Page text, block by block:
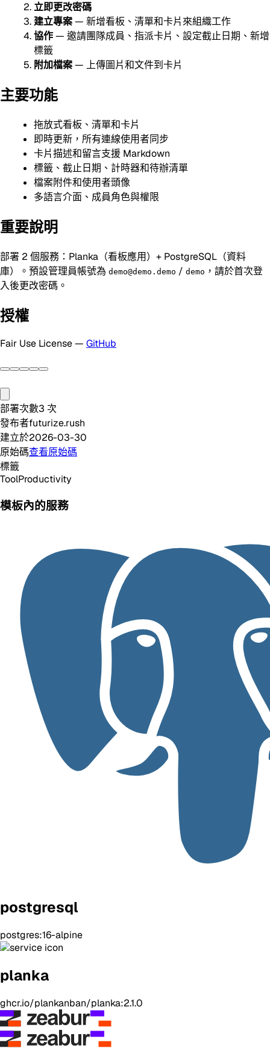
立即更改密碼
建立專案— 新增看板、清單和卡片來組織工作
協作— 邀請團隊成員、指派卡片、設定截止日期、新增
標籤
附加檔案— 上傳圖片和文件到卡片
主要功能
拖放式看板、清單和卡片
即時更新，所有連線使用者同步
卡片描述和留言支援 Markdown
標籤、截止日期、計時器和待辦清單
檔案附件和使用者頭像
多語言介面、成員角色與權限
重要說明
部署 2 個服務：Planka（看板應用）+ PostgreSQL（資料
庫）。預設管理員帳號為 demo@demo.demo / demo ，請於首次登
入後更改密碼。
授權
Fair Use License — GitHub
部署次數3 次
發布者futurize.rush
建立於2026-03-30
原始碼查看原始碼
標籤
ToolProductivity
模板內的服務
postgresql
postgres:16-alpine
planka
ghcr.io/plankanban/planka:2.1.0